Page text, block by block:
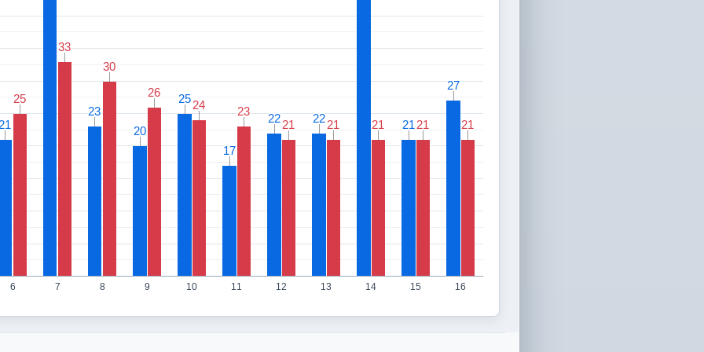
6 7 8 9 10 11 12 13 14 15 16
21
21
23
23
20
20
25
25
17
17
22
22 22
22 21
21
27
27
25
25
33
33
30
30
26
26
24
24 23
23
21
21 21
21 21
21 21
21 21
21